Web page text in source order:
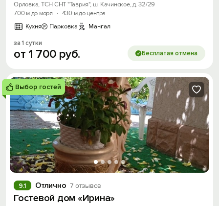
Орловка, ТСН СНТ "Таврия", ш. Качинское, д. 32/29
700 м до моря
· 430 м до центра
Кухня
Парковка Мангал
за 1 сутки
от 1 700 руб. Бесплатая отмена
Выбор гостей
Отлично 7 отзывов
9.1
Гостевой дом «Ирина»